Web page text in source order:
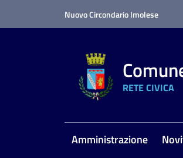
Nuovo Circondario Imolese
RETE CIVICA
Amministrazione